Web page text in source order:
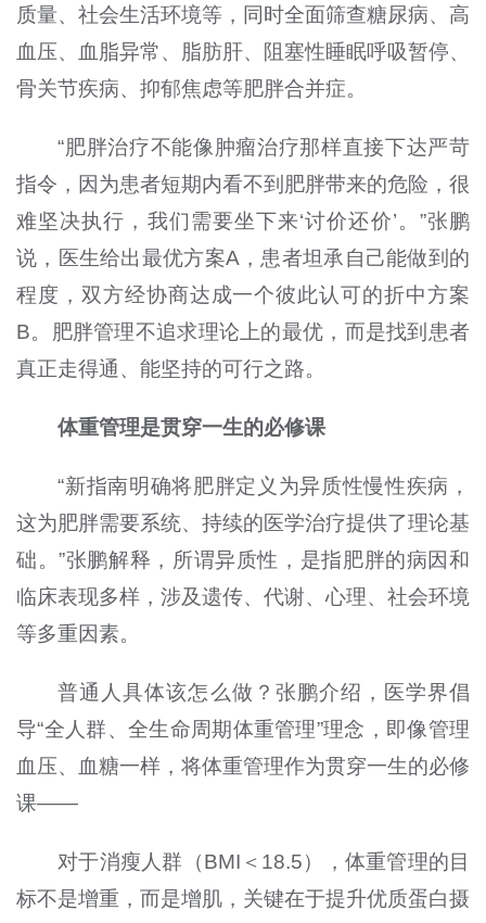
质量、社会生活环境等，同时全面筛查糖尿病、高
血压、血脂异常、脂肪肝、阻塞性睡眠呼吸暂停、
骨关节疾病、抑郁焦虑等肥胖合并症。
“肥胖治疗不能像肿瘤治疗那样直接下达严苛
指令，因为患者短期内看不到肥胖带来的危险，很
难坚决执行，我们需要坐下来‘讨价还价’。”张鹏
说，医生给出最优方案A，患者坦承自己能做到的
程度，双方经协商达成一个彼此认可的折中方案
B。肥胖管理不追求理论上的最优，而是找到患者
真正走得通、能坚持的可行之路。
体重管理是贯穿一生的必修课
“新指南明确将肥胖定义为异质性慢性疾病，
这为肥胖需要系统、持续的医学治疗提供了理论基
础。”张鹏解释，所谓异质性，是指肥胖的病因和
临床表现多样，涉及遗传、代谢、心理、社会环境
等多重因素。
普通人具体该怎么做？张鹏介绍，医学界倡
导“全人群、全生命周期体重管理”理念，即像管理
血压、血糖一样，将体重管理作为贯穿一生的必修
课——
对于消瘦人群（BMI＜18.5），体重管理的目
标不是增重，而是增肌，关键在于提升优质蛋白摄